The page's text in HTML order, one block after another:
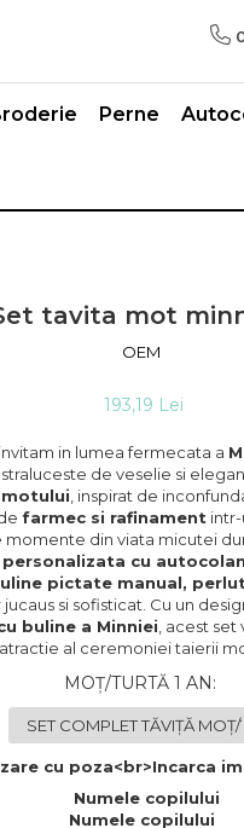
Perne
tavita mot
OEM
193,19 Lei
in lumea fermecata a
de veselie si
, inspirat de
farmec si rafinament
momente din viata micutei
personalizata cu
pictate manual,
si sofisticat. Cu un
buline a Minniei , acest
atractie al ceremoniei taierii
MOȚ/TURTĂ 1 AN:
cu poza<br>Incarca
Numele copilului
Numele copilului